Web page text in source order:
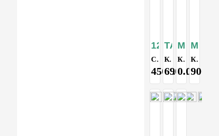
1218
Стол туристический складной (180*71см)
4500.00
TA-45R
Кемпинговая кухня,складная туристическая кухня
6900.00
MT-5
Кухня походная туристическая складная
0.00
MT-2
Кухня складная, походная, кемпинговая Berger XL